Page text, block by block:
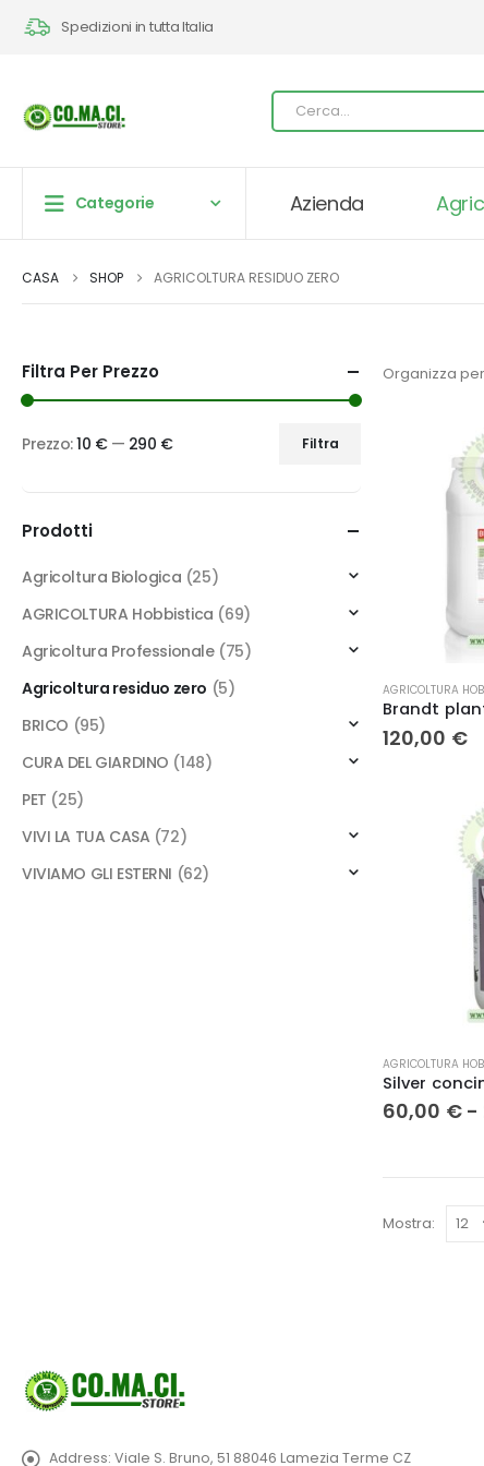
Spedizioni in tutta Italia
Categorie Azienda
CASA SHOP AGRICOLTURA RESIDUO ZERO
Organizza
AGRICOLTURA
120,00 €
prodotto
più
possono
AGRICOLTURA
60,00 € -
Mostra:
Filtra Per Prezzo
Min
Max
Filtra
Prezzo:10 €— 290 €
Prodotti
Agricoltura Biologica (25)
AGRICOLTURA Hobbistica (69)
Agricoltura Professionale (75)
Agricoltura residuo zero (5)
BRICO (95)
CURA DEL GIARDINO (148)
PET (25)
VIVI LA TUA CASA (72)
VIVIAMO GLI ESTERNI (62)
Address: Viale S. Bruno, 51 88046 Lamezia Terme CZ